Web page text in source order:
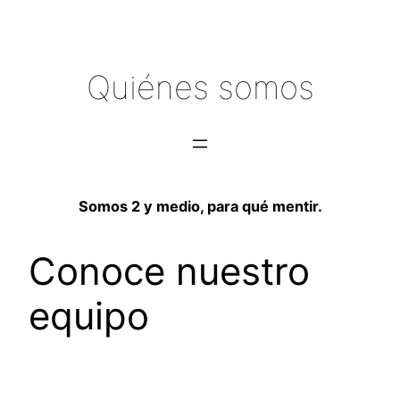
Quiénes somos
Somos 2 y medio, para qué mentir.
Conoce nuestro
equipo